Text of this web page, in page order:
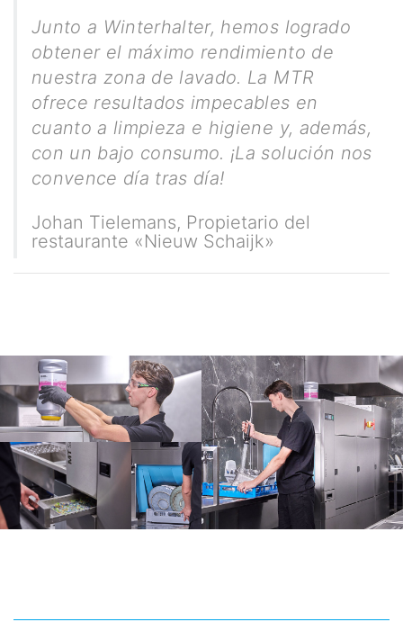
Junto a Winterhalter, hemos logrado
obtener el máximo rendimiento de
nuestra zona de lavado. La MTR
ofrece resultados impecables en
cuanto a limpieza e higiene y, además,
con un bajo consumo. ¡La solución nos
convence día tras día!
Johan Tielemans, Propietario del
restaurante «Nieuw Schaijk»